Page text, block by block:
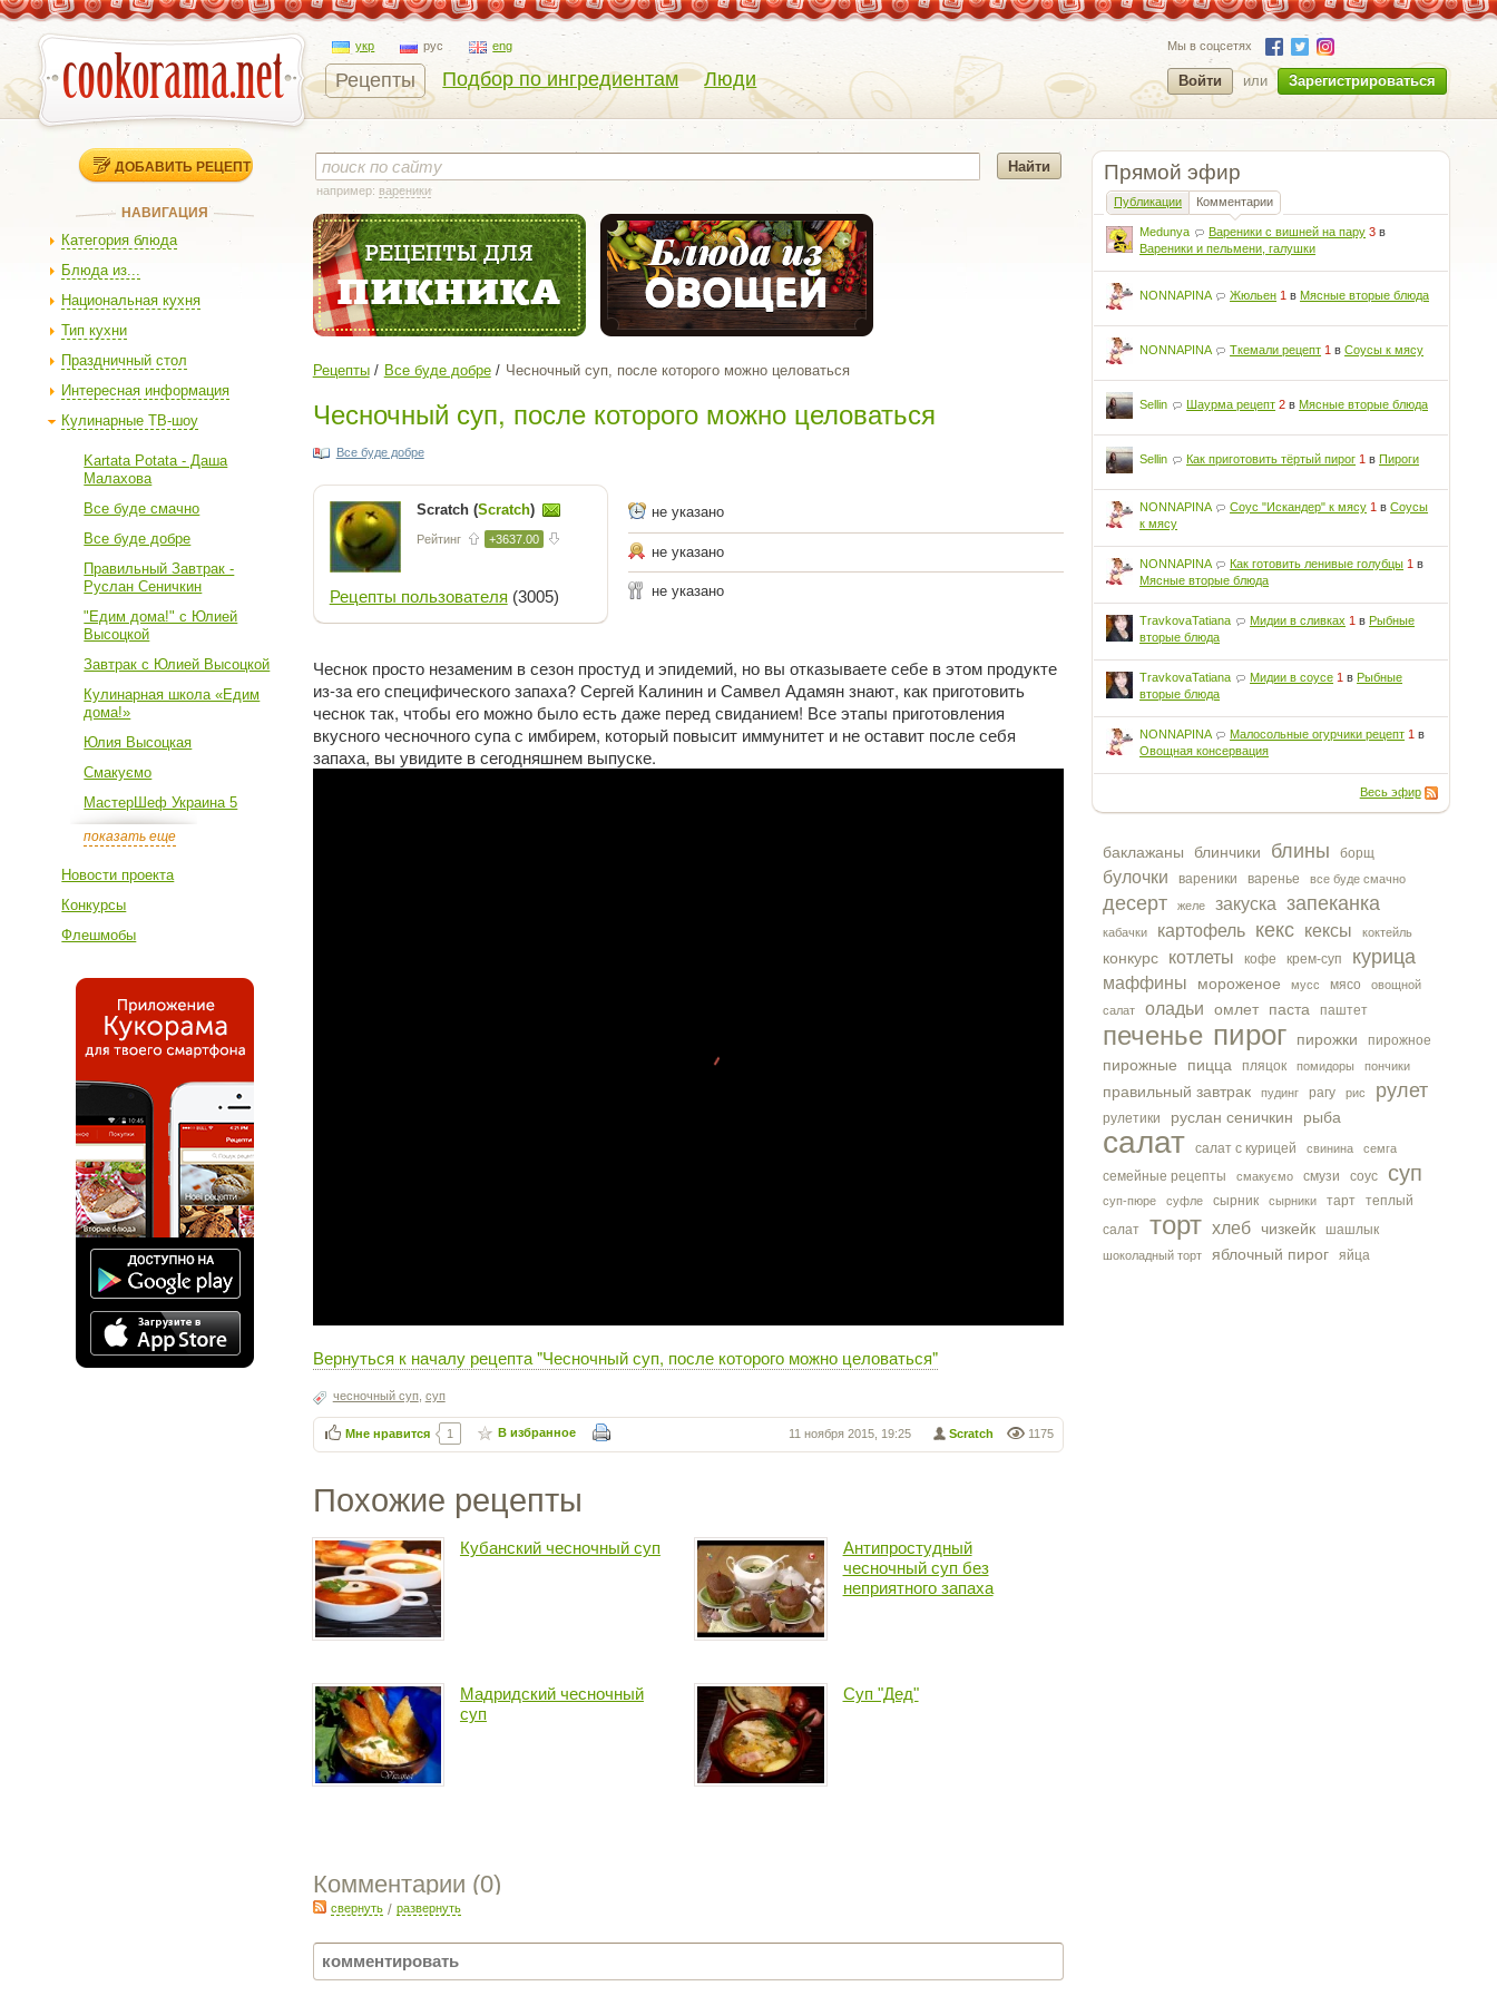
укр рус eng
Рецепты Подбор по ингредиентам Люди
Мы в соцсетях
Войти или Зарегистрироваться
ДОБАВИТЬ РЕЦЕПТ
НАВИГАЦИЯ
Категория блюда
Блюда из...
Национальная кухня
Тип кухни
Праздничный стол
Интересная информация
Кулинарные ТВ-шоу
Kartata Potata - Даша
Малахова
Все буде смачно
Все буде добре
Правильный Завтрак -
Руслан Сеничкин
"Едим дома!" с Юлией
Высоцкой
Завтрак с Юлией Высоцкой
Кулинарная школа «Едим
дома!»
Юлия Высоцкая
Смакуємо
МастерШеф Украина 5
показать еще
Новости проекта
Конкурсы
Флешмобы
Прямой эфир
Публикации Комментарии
Medunya Вареники с вишней на пару 3 в
Вареники и пельмени, галушки
NONNAPINA Жюльен 1 вМясные вторые блюда
NONNAPINA Ткемали рецепт 1 вСоусы к мясу
Sellin Шаурма рецепт 2 вМясные вторые блюда
Sellin Как приготовить тёртый пирог 1 вПироги
NONNAPINA Соус "Искандер" к мясу 1 вСоусы
к мясу
NONNAPINA Как готовить ленивые голубцы 1 в
Мясные вторые блюда
TravkovaTatiana Мидии в сливках 1 вРыбные
вторые блюда
TravkovaTatiana Мидии в соусе 1 вРыбные
вторые блюда
NONNAPINA Малосольные огурчики рецепт 1 в
Овощная консервация
Весь эфир
баклажаны блинчики блины борщ
булочки вареники варенье все буде смачно
десерт желе закуска запеканка
кабачки картофель кекс кексы коктейль
конкурс котлеты кофе крем-суп курица
маффины мороженое мусс мясо
овощной
салат
оладьи омлет паста паштет
печенье пирог пирожки пирожное
пирожные пицца пляцок помидоры пончики
правильный завтрак пудинг рагу рис рулет
рулетики руслан сеничкин рыба
салат салат с курицей свинина семга
семейные рецепты смакуємо смузи соус суп
суп-пюре суфле сырник сырники тарт
теплый
салат
торт хлеб чизкейк шашлык
шоколадный торт яблочный пирог яйца
например: вареники
Рецепты Все буде добре Чесночный суп, после которого можно целоваться
Чесночный суп, после которого можно целоваться
Все буде добре
Scratch (Scratch)
Рейтинг +3637.00
Рецепты пользователя (3005)
не указано
не указано
не указано
Чеснок просто незаменим в сезон простуд и эпидемий, но вы отказываете себе в этом продукте
из-за его специфического запаха? Сергей Калинин и Самвел Адамян знают, как приготовить
чеснок так, чтобы его можно было есть даже перед свиданием! Все этапы приготовления
вкусного чесночного супа с имбирем, который повысит иммунитет и не оставит после себя
запаха, вы увидите в сегодняшнем выпуске.
Вернуться к началу рецепта "Чесночный суп, после которого можно целоваться"
чесночный суп, суп
1175
Scratch
11 ноября 2015, 19:25
Мне нравится 1 В избранное
Похожие рецепты
Кубанский чесночный суп
Антипростудный
чесночный суп без
неприятного запаха
Мадридский чесночный
суп
Суп "Дед"
Комментарии (0)
свернуть/ развернуть